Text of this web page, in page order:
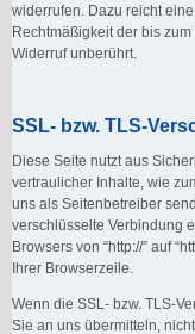
widerrufen. Dazu reicht
Rechtmäßigkeit der bis
Widerruf unberührt.
SSL- bzw. TLS-
Diese Seite nutzt aus
vertraulicher Inhalte, wie
uns als Seitenbetreiber
verschlüsselte Verbindung
Browsers von “http://” auf
Ihrer Browserzeile.
Wenn die SSL- bzw. TLS-
Sie an uns übermitteln,